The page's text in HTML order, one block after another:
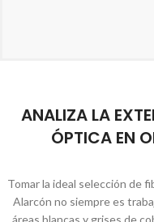
ANALIZA LA
ÓPTICA EN
Tomar la ideal selección de
Alarcón no siempre es